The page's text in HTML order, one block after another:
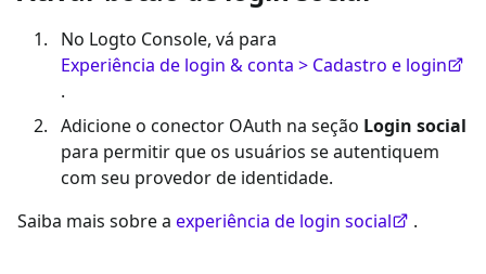
No Logto Console, vá para
Experiência de login & conta > Cadastro e login
.
Adicione o conector OAuth na seção Login social
para permitir que os usuários se autentiquem
com seu provedor de identidade.
Saiba mais sobre a experiência de login social .